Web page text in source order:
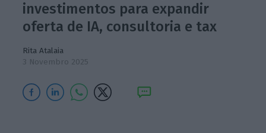
investimentos para expandir
oferta de IA, consultoria e tax
Rita Atalaia
3 Novembro 2025